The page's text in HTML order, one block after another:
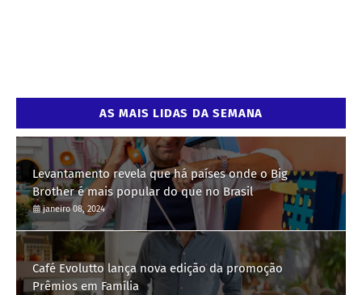
AS MAIS LIDAS DA SEMANA
Levantamento revela que há países onde o Big
Brother é mais popular do que no Brasil
janeiro 08, 2024
Café Evolutto lança nova edição da promoção
Prêmios em Família